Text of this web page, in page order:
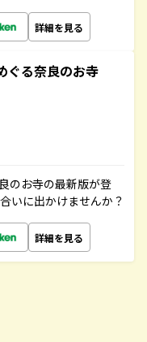
詳細を見る
る奈良のお寺
のお寺の最新版が登
いに出かけませんか？
詳細を見る